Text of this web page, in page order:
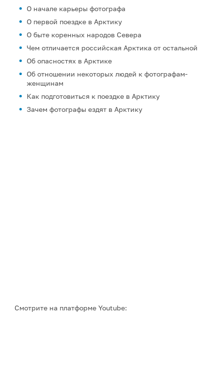
О начале карьеры фотографа
О первой поездке в Арктику
О быте коренных народов Севера
Чем отличается российская Арктика от остальной
Об опасностях в Арктике
Об отношении некоторых людей к фотографам-
женщинам
Как подготовиться к поездке в Арктику
Зачем фотографы ездят в Арктику
Смотрите на платформе Youtube: